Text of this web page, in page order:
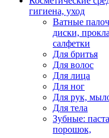
гигиена, уход
Ватные
диски,
салфетки
Для бритья
Для волос
Для лица
Для ног
Для рук,
Для тела
Зубные:
порошок,